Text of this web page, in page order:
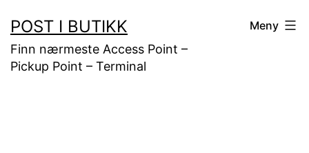
til
innhold
POST I BUTIKK
Finn nærmeste Access Point –
Pickup Point – Terminal
Meny